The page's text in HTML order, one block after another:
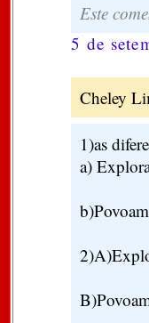
Este
5 de
Cheley
1)as
a)